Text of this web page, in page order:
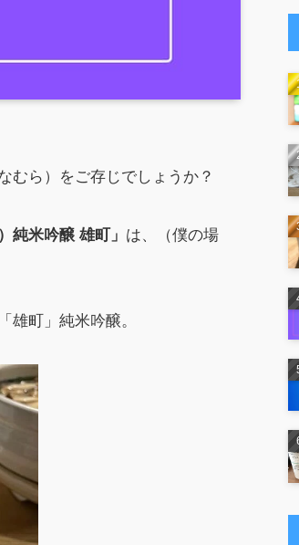
むら）をご存じでしょうか？
純米吟醸 雄町」 は、（僕の場
町」純米吟醸。